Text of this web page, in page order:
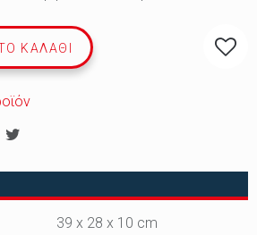
ΚΑΛΆΘΙ
39 x 28 x 10 cm